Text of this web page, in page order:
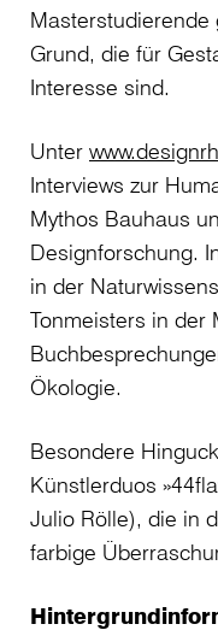
Masterstudierende
Grund, die für
Interesse sind.
Unter
Interviews zur
Mythos Bauhaus
Designforschung.
in der
Tonmeisters in der
Ökologie.
Besondere
Künstlerduos
Julio Rölle), die in
farbige